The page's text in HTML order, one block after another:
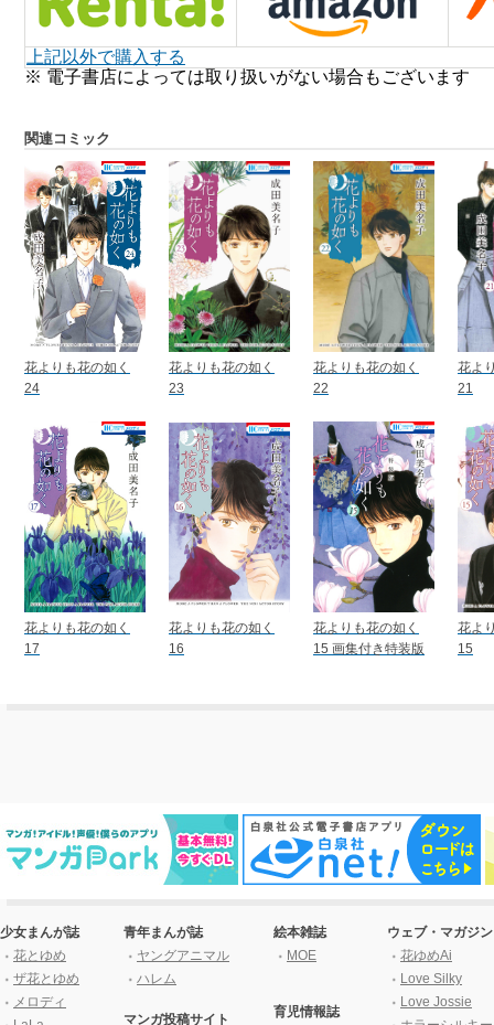
上記以外で購入する
※ 電子書店によっては取り扱いがない場合もございます
関連コミック
花よりも花の如く
24
花よりも花の如く
23
花よりも花の如く
22
花よ
21
花よりも花の如く
17
花よりも花の如く
16
花よりも花の如く
15 画集付き特装版
花よ
15
少女まんが誌
花とゆめ
ザ花とゆめ
メロディ
青年まんが誌
ヤングアニマル
ハレム
マンガ投稿サイト
絵本雑誌
MOE
育児情報誌
ウェブ・マガジン
花ゆめAi
Love Silky
Love Jossie